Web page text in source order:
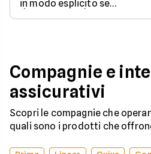
in modo esplicito se
rinnovare con la stessa
compagnia o stipulare un
Compagnie e
assicurativi
Scopri le compagnie che
quali sono i prodotti che